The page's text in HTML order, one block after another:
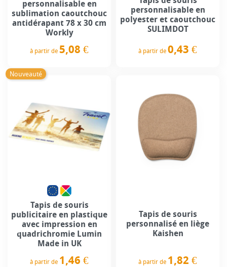
personnalisable en
sublimation caoutchouc
antidérapant 78 x 30 cm
Workly
à partir de 5,08 €
personnalisable en
polyester et caoutchouc
SULIMDOT
à partir de 0,43 €
Nouveauté
Tapis de souris
publicitaire en plastique
avec impression en
quadrichromie Lumin
Made in UK
à partir de 1,46 €
Tapis de souris
personnalisé en liège
Kaishen
à partir de 1,82 €